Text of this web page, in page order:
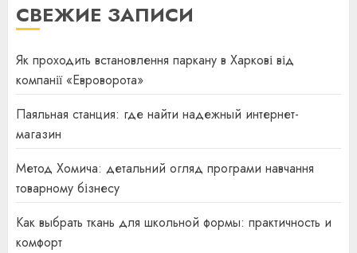
СВЕЖИЕ ЗАПИСИ
Як проходить встановлення паркану в Харкові від
компанії «Евроворота»
Паяльная станция: где найти надежный интернет-
магазин
Метод Хомича: детальний огляд програми навчання
товарному бізнесу
Как выбрать ткань для школьной формы: практичность и
комфорт